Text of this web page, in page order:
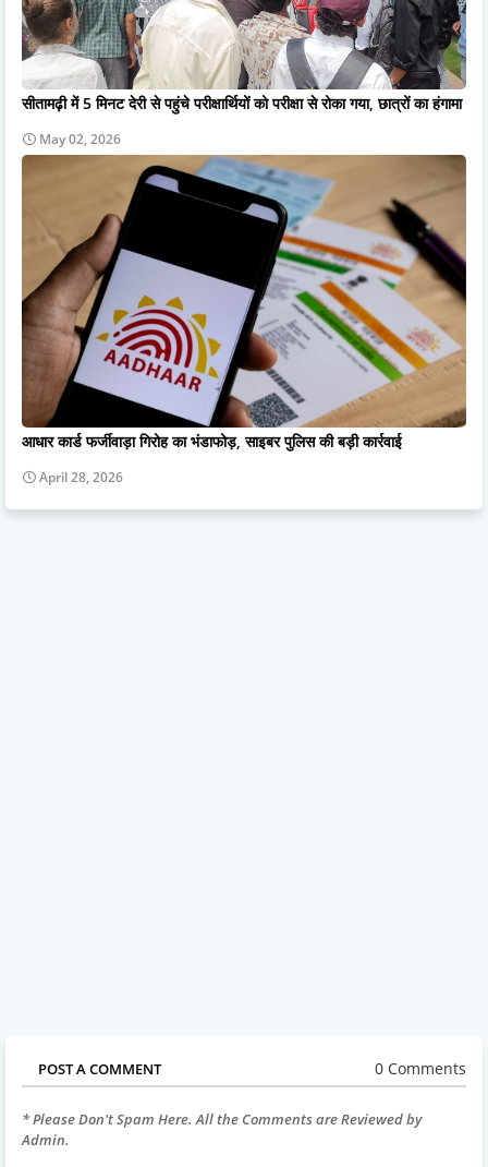
सीतामढ़ी में 5 मिनट देरी से पहुंचे परीक्षार्थियों को परीक्षा से रोका गया, छात्रों का हंगामा
May 02, 2026
आधार कार्ड फर्जीवाड़ा गिरोह का भंडाफोड़, साइबर पुलिस की बड़ी कार्रवाई
April 28, 2026
POST A COMMENT 0 Comments
* Please Don't Spam Here. All the Comments are Reviewed by
Admin.